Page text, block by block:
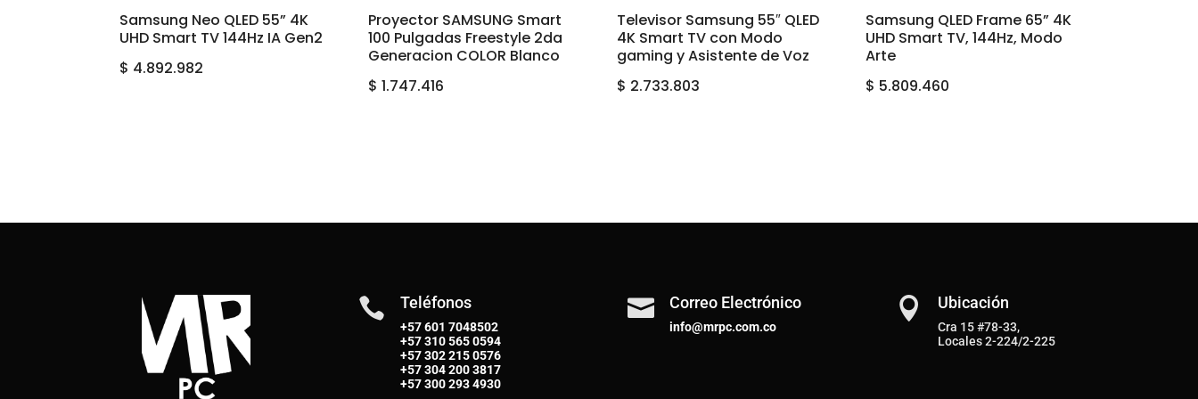
Samsung Neo QLED 55” 4K
UHD Smart TV 144Hz IA Gen2
$ 4.892.982
Proyector SAMSUNG Smart
100 Pulgadas Freestyle 2da
Generacion COLOR Blanco
$ 1.747.416
Televisor Samsung 55″ QLED
4K Smart TV con Modo
gaming y Asistente de Voz
$ 2.733.803
Samsung QLED Frame 65” 4K
UHD Smart TV, 144Hz, Modo
Arte
$ 5.809.460
 Teléfonos
+57 601 7048502
+57310 565 0594
+57302 215 0576
+57304 200 3817
+57300 293 4930
 Correo Electrónico
info@mrpc.com.co
 Ubicación
Cra 15 #78-33,
Locales 2-224/2-225